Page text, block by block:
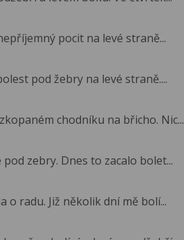
pocit na levé straně...
pod žebry na levé straně....
chodníku na břicho. Nic...
zebry. Dnes to zacalo bolet...
o radu. Již několik dní mě bolí...